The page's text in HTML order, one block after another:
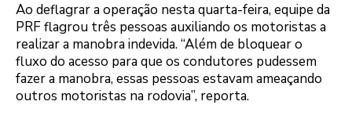
Ao deflagrar a operação nesta quarta-feira, equipe da
PRF flagrou três pessoas auxiliando os motoristas a
realizar a manobra indevida. “Além de bloquear o
fluxo do acesso para que os condutores pudessem
fazer a manobra, essas pessoas estavam ameaçando
outros motoristas na rodovia”, reporta.